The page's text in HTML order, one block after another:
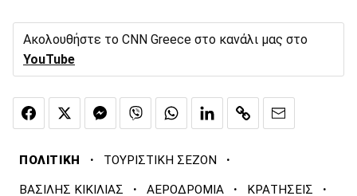
Ακολουθήστε το CNN Greece στο κανάλι μας στο
YouTube
ΠΟΛΙΤΙΚΗ · ΤΟΥΡΙΣΤΙΚΗ ΣΕΖΟΝ ·
ΒΑΣΙΛΗΣ ΚΙΚΙΛΙΑΣ · ΑΕΡΟΔΡΟΜΙΑ · ΚΡΑΤΗΣΕΙΣ ·